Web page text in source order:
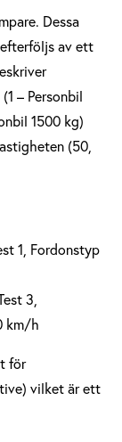
Dessa
av ett
– Personbil
1500 kg)
(50,
1, Fordonstyp
3,
km/h
för
vilket är ett